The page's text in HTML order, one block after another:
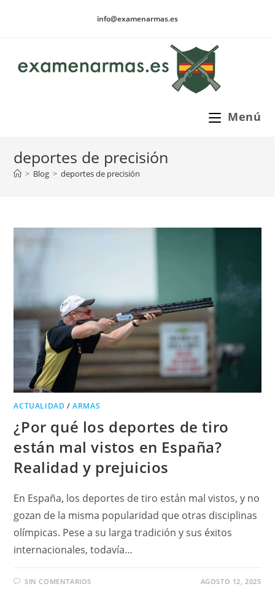
info@examenarmas.es
Menú
deportes de precisión
> Blog > deportes de precisión
ACTUALIDAD /ARMAS
¿Por qué los deportes de tiro
están mal vistos en España?
Realidad y prejuicios
En España, los deportes de tiro están mal vistos, y no
gozan de la misma popularidad que otras disciplinas
olímpicas. Pese a su larga tradición y sus éxitos
internacionales, todavía…
SIN COMENTARIOS AGOSTO 12, 2025